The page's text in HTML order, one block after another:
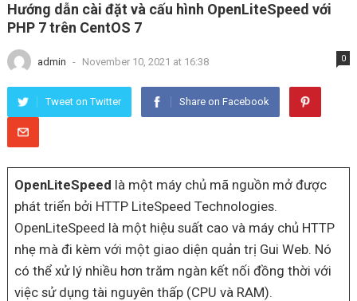
Hướng dẫn cài đặt và cấu hình OpenLiteSpeed ​​với
PHP 7 trên CentOS 7
admin - November 10, 2021 at 16:38 0
Tweet on Twitter Share on Facebook
OpenLiteSpeed là một máy chủ mã nguồn mở được
phát triển bởi HTTP LiteSpeed Technologies.
OpenLiteSpeed là một hiệu suất cao và máy chủ HTTP
nhẹ mà đi kèm với một giao diện quản trị Gui Web. Nó
có thể xử lý nhiều hơn trăm ngàn kết nối đồng thời với
việc sử dụng tài nguyên thấp (CPU và RAM).